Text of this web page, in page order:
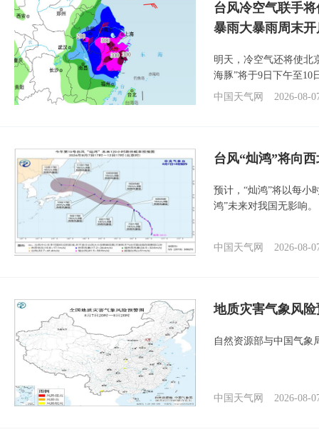
台风冷空气联手
暴雨大暴雨周末开
明天，冷空气还将使北
海豚”将于9日下午至10
中国天气网
2026-08-
台风“灿鸿”将向
预计，“灿鸿”将以每小
鸿”未来对我国无影响。
中国天气网 2026-08-
地质灾害气象风
自然资源部与中国气象
中国天气网 2026-08-